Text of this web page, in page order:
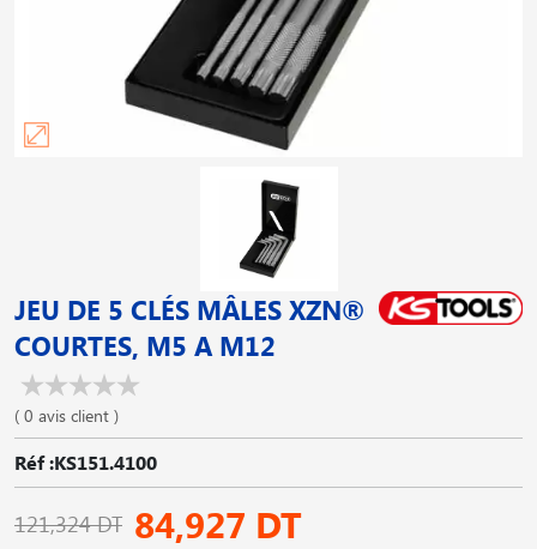
JEU DE 5 CLÉS MÂLES XZN®
COURTES, M5 A M12
( 0 avis client )
Réf :KS151.4100
121,324 DT 84,927 DT